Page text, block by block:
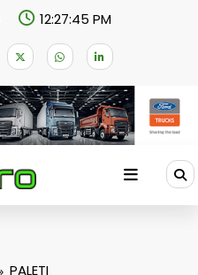
12:27:45 PM
PALETI